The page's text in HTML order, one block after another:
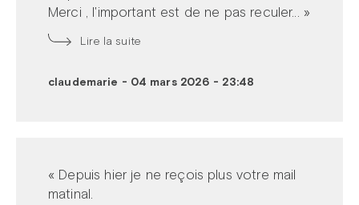
Merci , l'important est de ne pas reculer... »
Lire la suite
claudemarie - 04 mars 2026 - 23:48
« Depuis hier je ne reçois plus votre mail
matinal.